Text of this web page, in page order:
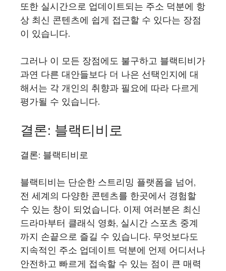
또한 실시간으로 업데이트되는 주소 덕분에 항
상 최신 콘텐츠에 쉽게 접근할 수 있다는 장점
이 있습니다.
그러나 이 모든 장점에도 불구하고 블랙티비가
과연 다른 대안들보다 더 나은 선택인지에 대
해서는 각 개인의 취향과 필요에 따라 다르게
평가될 수 있습니다.
결론: 블랙티비로
결론: 블랙티비로
블랙티비는 단순한 스트리밍 플랫폼을 넘어,
전 세계의 다양한 콘텐츠를 한곳에서 경험할
수 있는 창이 되었습니다. 이제 여러분은 최신
드라마부터 클래식 영화, 실시간 스포츠 중계
까지 손끝으로 즐길 수 있습니다. 무엇보다도
지속적인 주소 업데이트 덕분에 언제 어디서나
안전하고 빠르게 접속할 수 있는 점이 큰 매력